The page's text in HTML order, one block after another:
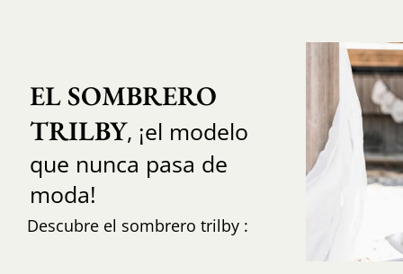
EL SOMBRERO
TRILBY, ¡el modelo
que nunca pasa de
moda!
Descubre el sombrero trilby :